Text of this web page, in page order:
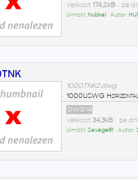
Velikost 174,2kB• ze
Umístil: hubkal • Autor:
1000TNK2.dwg
1000USWG
DWG14
Velikost 34,3kB• ze
Umístil:Savage61 • Autor: